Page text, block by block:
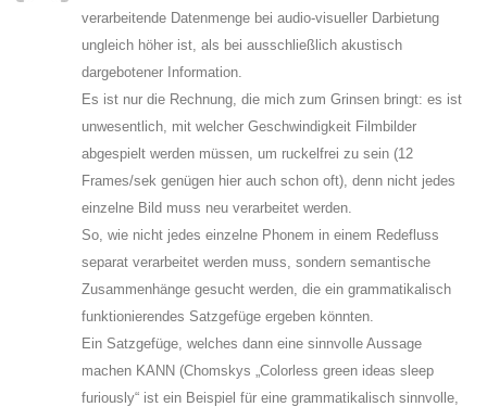
verarbeitende Datenmenge bei audio-visueller Darbietung
ungleich höher ist, als bei ausschließlich akustisch
dargebotener Information.
Es ist nur die Rechnung, die mich zum Grinsen bringt: es ist
unwesentlich, mit welcher Geschwindigkeit Filmbilder
abgespielt werden müssen, um ruckelfrei zu sein (12
Frames/sek genügen hier auch schon oft), denn nicht jedes
einzelne Bild muss neu verarbeitet werden.
So, wie nicht jedes einzelne Phonem in einem Redefluss
separat verarbeitet werden muss, sondern semantische
Zusammenhänge gesucht werden, die ein grammatikalisch
funktionierendes Satzgefüge ergeben könnten.
Ein Satzgefüge, welches dann eine sinnvolle Aussage
machen KANN (Chomskys „Colorless green ideas sleep
furiously“ ist ein Beispiel für eine grammatikalisch sinnvolle,